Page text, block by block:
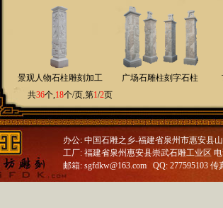
景观人物石柱雕刻加工 广场石雕柱刻字石柱
共36个,18个/页,第1/2页
办公: 中国石雕之乡-福建省泉州市惠安县
工厂: 福建省泉州惠安县崇武石雕工业区 电
邮箱: sgfdkw@163.com QQ: 277595103 传